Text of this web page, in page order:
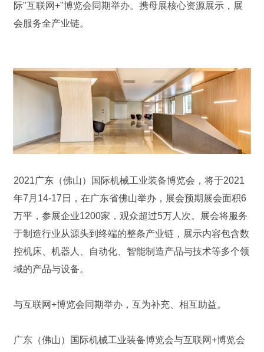
际"互联网+"博览会同期举办。携母展核心资源展示，展
会服务全产业链。
2021广东（佛山）国际机械工业装备博览会，将于2021
年7月14-17日，在广东省佛山举办，展会预期展会面积6
万平，参展企业1200家，观众超过5万人次。展会将服务
于制造行业从源头到终端的整条产业链，展示内容包含数
控机床、机器人、自动化、智能制造产品与技术等多个领
域的产品与设备。
与互联网+博览会同期举办，互为补充、相互助益。
广东（佛山）国际机械工业装备博览会与互联网+博览会